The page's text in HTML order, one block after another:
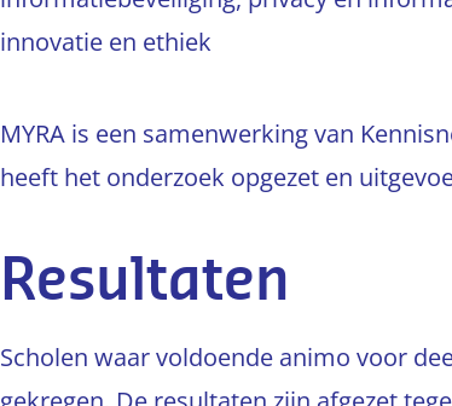
innovatie en ethiek
MYRA is een samenwerking van
heeft het onderzoek opgezet en
Resultaten
Scholen waar voldoende animo voor